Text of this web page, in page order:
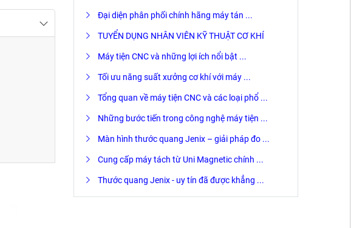
Đại diện phân phối chính hãng máy tán ...
TUYỂN DỤNG NHÂN VIÊN KỸ THUẬT CƠ KHÍ
Máy tiện CNC và những lợi ích nổi bật ...
Tối ưu năng suất xưởng cơ khí với máy ...
Tổng quan về máy tiện CNC và các loại phổ ...
Những bước tiến trong công nghệ máy tiện ...
Màn hình thước quang Jenix – giải pháp đo ...
Cung cấp máy tách từ Uni Magnetic chính ...
Thước quang Jenix - uy tín đã được khẳng ...